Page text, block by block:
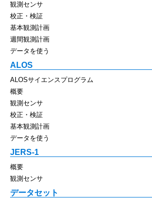
観測センサ
校正・検証
基本観測計画
週間観測計画
データを使う
ALOS
ALOSサイエンスプログラム
概要
観測センサ
校正・検証
基本観測計画
データを使う
JERS-1
概要
観測センサ
データセット